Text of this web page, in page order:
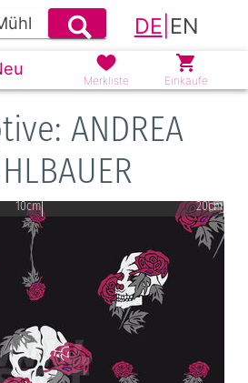
DE EN
Merkliste Einkäufe
ANDREA
10cm 20cm